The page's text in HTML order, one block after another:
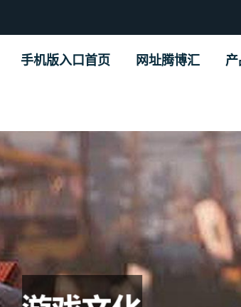
手机版入口首页 网址腾博汇